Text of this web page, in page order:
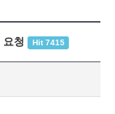
청 Hit 7415